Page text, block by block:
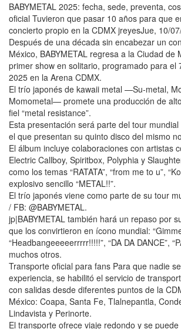
BABYMETAL 2025: fecha, sede, preventa,
oficial Tuvieron que pasar 10 años para que
concierto propio en la CDMX jreyesJue, 10/
Después de una década sin encabezar un
México, BABYMETAL regresa a la Ciudad de
primer show en solitario, programado para el
2025 en la Arena CDMX.
El trío japonés de kawaii metal —Su-metal,
Momometal— promete una producción de
fiel “metal resistance”.
Esta presentación será parte del tour mundial
el que presentan su quinto disco del mismo
El álbum incluye colaboraciones con artistas
Electric Callboy, Spiritbox, Polyphia y
como los temas “RATATA”, “from me to u”,
explosivo sencillo “METAL!!”.
El trío japonés viene como parte de su tour
/ FB: @BABYMETAL.
jp|BABYMETAL también hará un repaso por
que los convirtieron en ícono mundial:
“Headbangeeeeerrrrr!!!!!”, “DA DA DANCE”,
muchos otros.
Transporte oficial para fans Para que nadie
experiencia, se habilitó el servicio de
con salidas desde diferentes puntos de la
México: Coapa, Santa Fe, Tlalnepantla,
Lindavista y Perinorte.
El transporte ofrece viaje redondo y se